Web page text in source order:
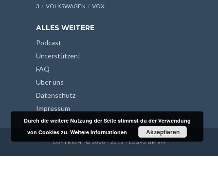
3
VOLKSWAGEN VOX
ALLES WEITERE
Podcast
Unterstützen!
FAQ
Über uns
Datenschutz
Impressum
COPYRIGHT © 2026 - 2013 - LOG42 GMBH
Durch die weitere Nutzung der Seite stimmst du der Verwendung
von Cookies zu.Weitere Informationen Akzeptieren